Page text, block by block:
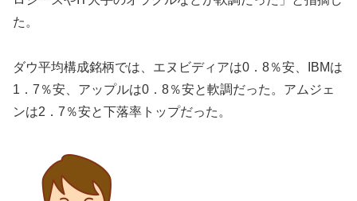
た。
ダウ平均構成銘柄では、エヌビディアは0．8％安、IBMは
1．7％安、アップルは0．8％安と軟調だった。アムジェ
ンは2．7％安と下落率トップだった。